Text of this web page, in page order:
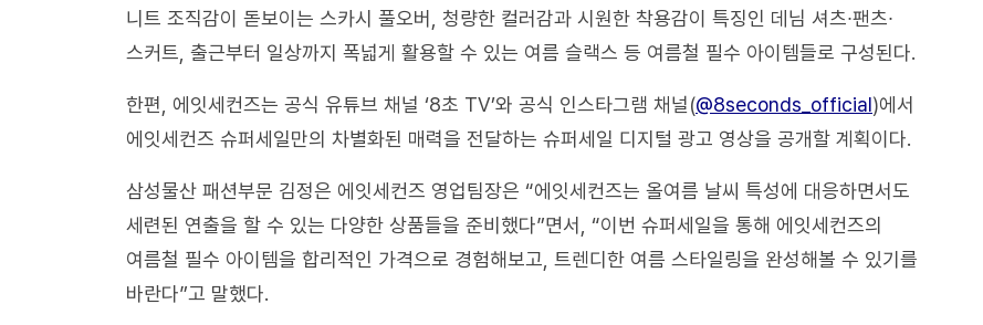
니트 조직감이 돋보이는 스카시 풀오버, 청량한 컬러감과 시원한 착용감이 특징인 데님 셔츠∙팬츠∙
스커트, 출근부터 일상까지 폭넓게 활용할 수 있는 여름 슬랙스 등 여름철 필수 아이템들로 구성된다.
한편, 에잇세컨즈는 공식 유튜브 채널 ‘8초 TV’와 공식 인스타그램 채널(@8seconds_official)에서
에잇세컨즈 슈퍼세일만의 차별화된 매력을 전달하는 슈퍼세일 디지털 광고 영상을 공개할 계획이다.
삼성물산 패션부문 김정은 에잇세컨즈 영업팀장은 “에잇세컨즈는 올여름 날씨 특성에 대응하면서도
세련된 연출을 할 수 있는 다양한 상품들을 준비했다”면서, “이번 슈퍼세일을 통해 에잇세컨즈의
여름철 필수 아이템을 합리적인 가격으로 경험해보고, 트렌디한 여름 스타일링을 완성해볼 수 있기를
바란다”고 말했다.